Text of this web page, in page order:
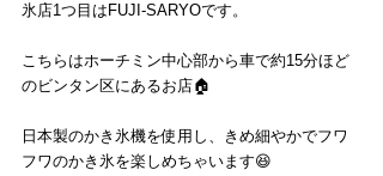
氷店1つ目はFUJI-SARYOです。
こちらはホーチミン中心部から車で約15分ほど
のビンタン区にあるお店🏠
日本製のかき氷機を使用し、きめ細やかでフワ
フワのかき氷を楽しめちゃいます😆